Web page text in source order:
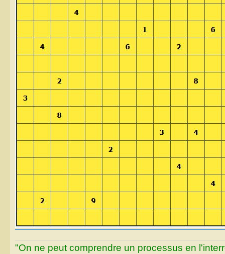
"On ne peut comprendre un processus en